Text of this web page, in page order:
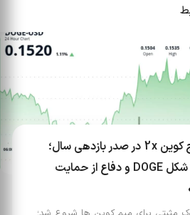
ETF دوج کوین 2x در صدر بازدهی سال؛
جهش V شکل DOGE و دفاع از حمایت